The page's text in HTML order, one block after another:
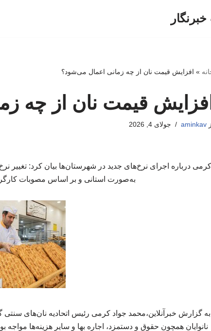
» افزایش قیمت نان از چه زمانی اعمال می‌شود؟
افزایش قیمت نان از چه
aminkav جولای 4, 2026
کرمی درباره اجرای نرخ‌های جدید در شهرستان‌ها بیان کرد: تغییر
به‌صورت استانی و بر اساس مصوبات
به گزارش خبرآنلاین،محمد جواد کرمی رئیس اتحادیه نان‌های
نانوایان همچون حقوق و دستمزد، اجاره بها و سایر هزینه‌ها